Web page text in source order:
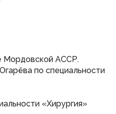
Собрания
Государственного
и
Мордовской АССР.
по специальности
«Хирургия»